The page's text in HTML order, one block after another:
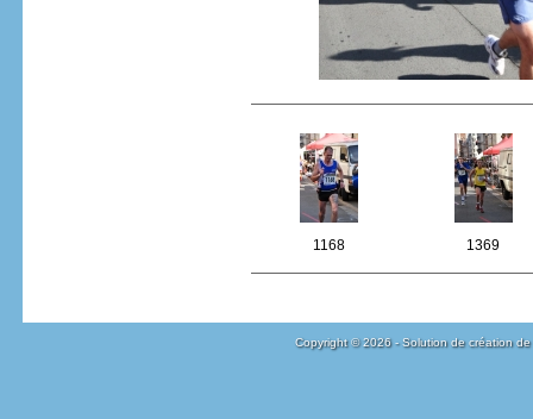
1168 1369
Copyright © 2026 - Solution de création